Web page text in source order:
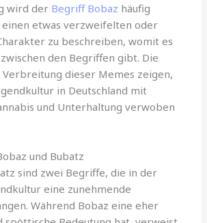
wird der Begriff Bobaz häufig
etwas verzweifelten oder
zu beschreiben, womit es
den Begriffen gibt. Die
dieser Memes zeigen,
in Deutschland mit
und Unterhaltung verwoben
und Bubatz
sind zwei Begriffe, die in der
eine zunehmende
Während Bobaz eine eher